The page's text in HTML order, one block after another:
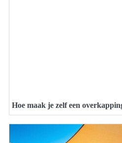
Hoe maak je zelf een